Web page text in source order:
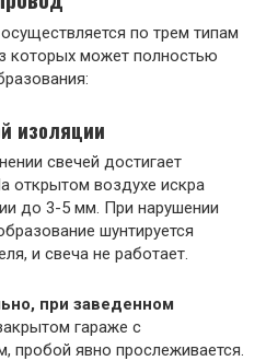
по трем типам
которых может полностью
изоляции
свечей достигает
открытом воздухе искра
до 3-5 мм. При нарушении
шунтируется
и свеча не работает.
при заведенном
гараже с
явно прослеживается.